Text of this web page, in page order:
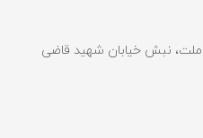
ملت، نبش خیابان شهید قاضی